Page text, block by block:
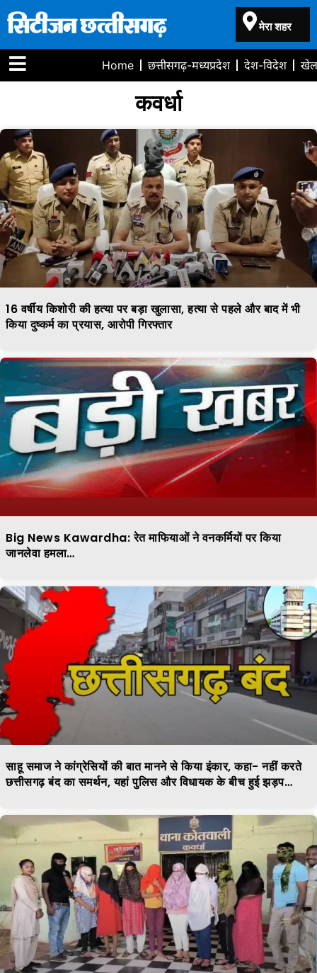
मेरा शहर
Home छत्तीसगढ़-मध्यप्रदेश देश-विदेश
कवर्धा
16 वर्षीय किशोरी की हत्या पर बड़ा खुलासा, हत्या से पहले और बाद में भी
किया दुष्कर्म का प्रयास, आरोपी गिरफ्तार
Big News Kawardha: रेत माफियाओं ने वनकर्मियों पर किया
जानलेवा हमला…
साहू समाज ने कांग्रेसियों की बात मानने से किया इंकार, कहा- नहीं करते
छत्तीसगढ़ बंद का समर्थन, यहां पुलिस और विधायक के बीच हुई झड़प…